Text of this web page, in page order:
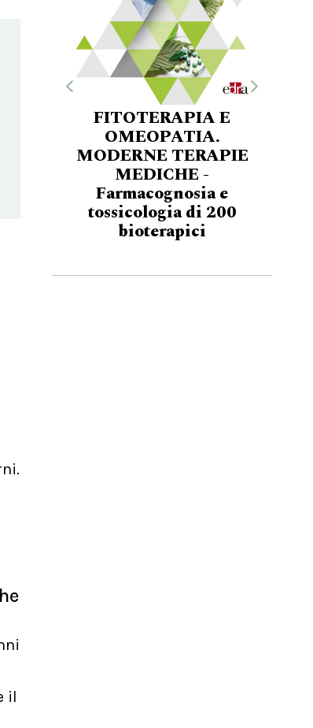
il
FITOTERAPIA E
OMEOPATIA.
MODERNE TERAPIE
MEDICHE -
Farmacognosia e
tossicologia di 200
bioterapici